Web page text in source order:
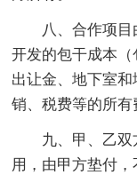
八、合作项目
开发的包干成本
出让金、地下室
销、税费等的所有
九、甲、乙双
用，由甲方垫付，